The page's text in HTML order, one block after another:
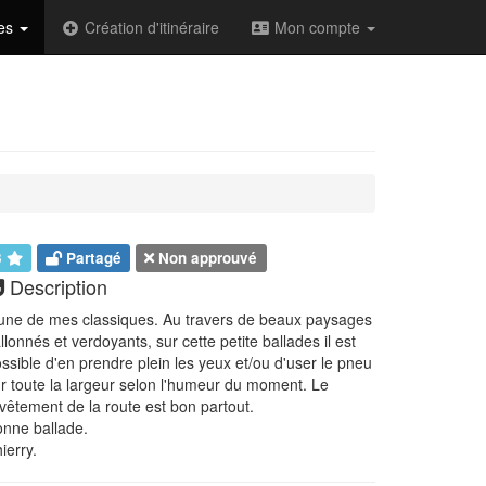
Création d'itinéraire Mon compte
Partagé Non approuvé
Description
de mes classiques. Au travers de beaux paysages
et verdoyants, sur cette petite ballades il est
d'en prendre plein les yeux et/ou d'user le pneu
toute la largeur selon l'humeur du moment. Le
de la route est bon partout.
ballade.